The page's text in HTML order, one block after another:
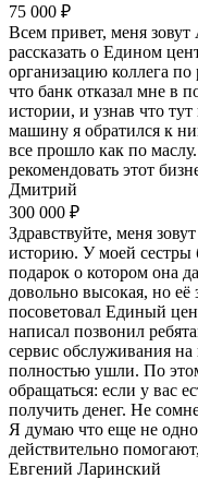
75 000 ₽
Всем привет, меня
рассказать о Едином
организацию коллега по
что банк отказал мне в
истории, и узнав что
машину я обратился к
все прошло как по
рекомендовать этот
Дмитрий
300 000 ₽
Здравствуйте, меня
историю. У моей сестры
подарок о котором она
довольно высокая, но
посоветовал Единый
написал позвонил
сервис обслуживания
полностью ушли. По
обращаться: если у вас
получить денег. Не
Я думаю что еще не
действительно
Евгений Ларинский